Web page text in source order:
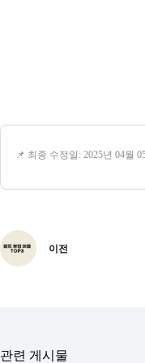
📌 최종 수정일: 2025년 04월
이전
관련 게시물